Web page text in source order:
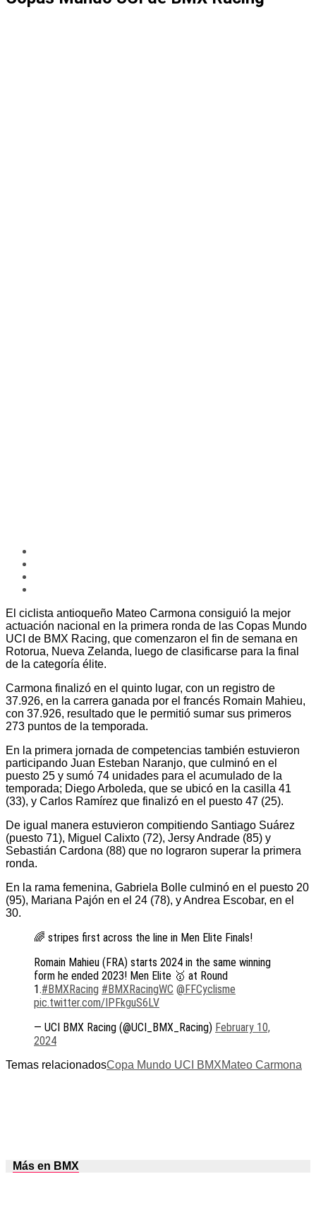
El ciclista antioqueño Mateo Carmona consiguió la mejor
actuación nacional en la primera ronda de las Copas Mundo
UCI de BMX Racing, que comenzaron el fin de semana en
Rotorua, Nueva Zelanda, luego de clasificarse para la final
de la categoría élite.
Carmona finalizó en el quinto lugar, con un registro de
37.926, en la carrera ganada por el francés Romain Mahieu,
con 37.926, resultado que le permitió sumar sus primeros
273 puntos de la temporada.
En la primera jornada de competencias también estuvieron
participando Juan Esteban Naranjo, que culminó en el
puesto 25 y sumó 74 unidades para el acumulado de la
temporada; Diego Arboleda, que se ubicó en la casilla 41
(33), y Carlos Ramírez que finalizó en el puesto 47 (25).
De igual manera estuvieron compitiendo Santiago Suárez
(puesto 71), Miguel Calixto (72), Jersy Andrade (85) y
Sebastián Cardona (88) que no lograron superar la primera
ronda.
En la rama femenina, Gabriela Bolle culminó en el puesto 20
(95), Mariana Pajón en el 24 (78), y Andrea Escobar, en el
30.
🌈 stripes first across the line in Men Elite Finals!
Romain Mahieu (FRA) starts 2024 in the same winning
form he ended 2023! Men Elite 🥇 at Round
1.#BMXRacing #BMXRacingWC @FFCyclisme
pic.twitter.com/IPFkguS6LV
— UCI BMX Racing (@UCI_BMX_Racing) February 10,
2024
Temas relacionadosCopa Mundo UCI BMXMateo Carmona
Más en BMX